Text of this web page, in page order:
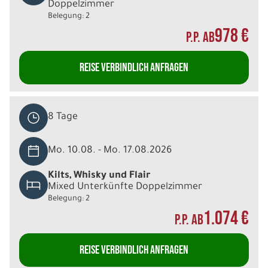
Doppelzimmer
Belegung: 2
P.P. AB978 €
REISE VERBINDLICH ANFRAGEN
8 Tage
Mo. 10.08. - Mo. 17.08.2026
Kilts, Whisky und Flair
Mixed Unterkünfte Doppelzimmer
Belegung: 2
P.P. AB1.074 €
REISE VERBINDLICH ANFRAGEN